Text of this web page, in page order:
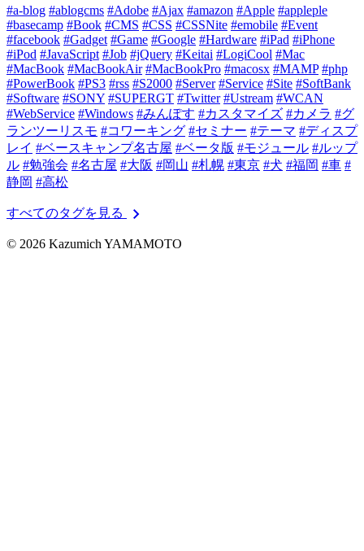
#a-blog #ablogcms #Adobe #Ajax #amazon #Apple #appleple
#basecamp #Book #CMS #CSS #CSSNite #emobile #Event
#facebook #Gadget #Game #Google #Hardware #iPad #iPhone
#iPod #JavaScript #Job #jQuery #Keitai #LogiCool #Mac
#MacBook #MacBookAir #MacBookPro #macosx #MAMP #php
#PowerBook #PS3 #rss #S2000 #Server #Service #Site #SoftBank
#Software #SONY #SUPERGT #Twitter #Ustream #WCAN
#WebService #Windows #みんぽす #カスタマイズ #カメラ #グ
ランツーリスモ #コワーキング #セミナー #テーマ #ディスプ
レイ #ベースキャンプ名古屋 #ベータ版 #モジュール #ルップ
ル #勉強会 #名古屋 #大阪 #岡山 #札幌 #東京 #犬 #福岡 #車 #
静岡 #高松
すべてのタグを見る chevron_right
© 2026 Kazumich YAMAMOTO